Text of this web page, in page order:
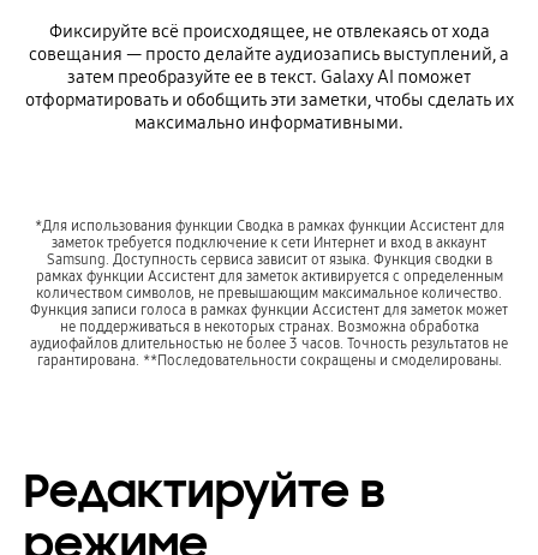
Фиксируйте всё происходящее, не отвлекаясь от хода
совещания — просто делайте аудиозапись выступлений, а
затем преобразуйте ее в текст. Galaxy AI поможет
отформатировать и обобщить эти заметки, чтобы сделать их
максимально информативными.
*Для использования функции Сводка в рамках функции Ассистент для
заметок требуется подключение к сети Интернет и вход в аккаунт
Samsung. Доступность сервиса зависит от языка. Функция сводки в
рамках функции Ассистент для заметок активируется с определенным
количеством символов, не превышающим максимальное количество.
Функция записи голоса в рамках функции Ассистент для заметок может
не поддерживаться в некоторых странах. Возможна обработка
аудиофайлов длительностью не более 3 часов. Точность результатов не
гарантирована. **Последовательности сокращены и смоделированы.
Редактируйте в